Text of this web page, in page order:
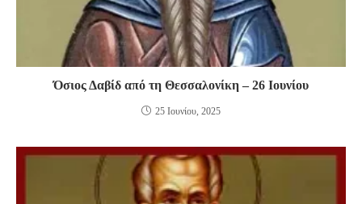
Όσιος Δαβίδ από τη Θεσσαλονίκη – 26 Ιουνίου
25 Ιουνίου, 2025